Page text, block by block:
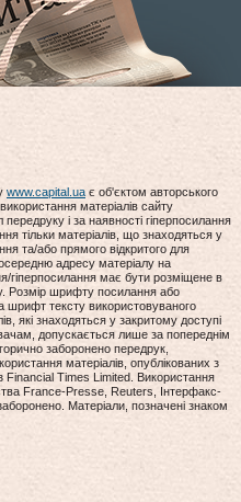
www.capital.uaє об'єктом авторського
матеріалів сайту
і за наявності гіперпосилання
тільки матеріалів, що знаходяться у
та/або прямого відкритого для
адресу матеріалу на
гіперпосилання має бути розміщене в
Розмір шрифту посилання або
шрифт тексту використовуваного
які знаходяться у закритому доступі
допускається лише за попереднім
заборонено передрук,
матеріалів, опублікованих з
Financial Times Limited. Використання
France-Presse, Reuters, Інтерфакс-
Матеріали, позначені знаком